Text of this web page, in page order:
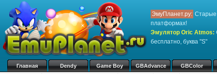
ЭмуПланет.ру: Старые
платформах!
Эмулятор Oric Atmos:
бесплатно, буква "S"
Главная Dendy Game Boy GBAdvance GBColor